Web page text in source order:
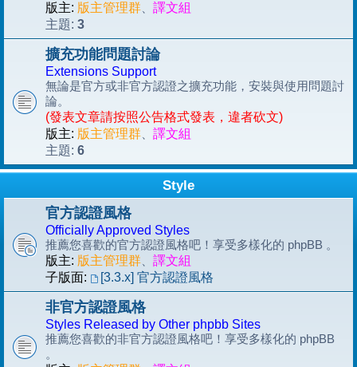
版主: 版主管理群
譯文組
主題: 3
擴充功能問題討論
Extensions Support
無論是官方或非官方認證之擴充功能，安裝與使用問題討
論。
(發表文章請按照公告格式發表，違者砍文)
版主: 版主管理群
譯文組
主題: 6
Style
官方認證風格
Officially Approved Styles
推薦您喜歡的官方認證風格吧！享受多樣化的 phpBB 。
版主: 版主管理群
譯文組
子版面:
[3.3.x] 官方認證風格
非官方認證風格
Styles Released by Other phpbb Sites
推薦您喜歡的非官方認證風格吧！享受多樣化的 phpBB
。